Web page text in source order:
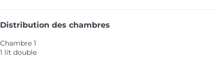
Distribution des chambres
Chambre 1
1 lit double